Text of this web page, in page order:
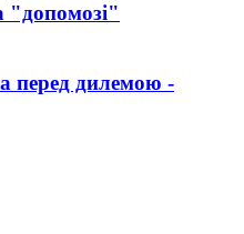
перед дилемою -